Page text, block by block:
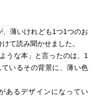
薄いけれども1つ1つのお
て読み聞かせました。
うな本」と言ったのは、1
いるその背景に、薄い色
あるデザインになってい